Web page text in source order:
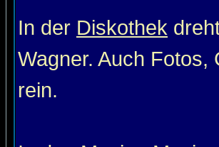
In der Diskothek
Wagner. Auch Fotos,
rein.